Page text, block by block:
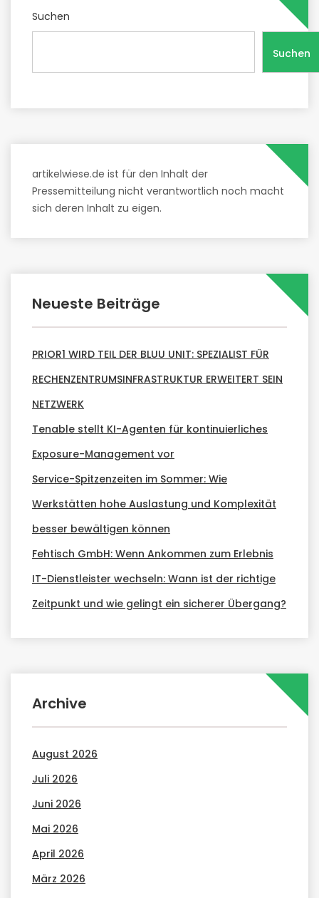
Suchen
Suchen
artikelwiese.de ist für den Inhalt der
Pressemitteilung nicht verantwortlich noch macht
sich deren Inhalt zu eigen.
Neueste Beiträge
PRIOR1 WIRD TEIL DER BLUU UNIT: SPEZIALIST FÜR
RECHENZENTRUMSINFRASTRUKTUR ERWEITERT SEIN
NETZWERK
Tenable stellt KI-Agenten für kontinuierliches
Exposure-Management vor
Service-Spitzenzeiten im Sommer: Wie
Werkstätten hohe Auslastung und Komplexität
besser bewältigen können
Fehtisch GmbH: Wenn Ankommen zum Erlebnis
IT-Dienstleister wechseln: Wann ist der richtige
Zeitpunkt und wie gelingt ein sicherer Übergang?
Archive
August 2026
Juli 2026
Juni 2026
Mai 2026
April 2026
März 2026